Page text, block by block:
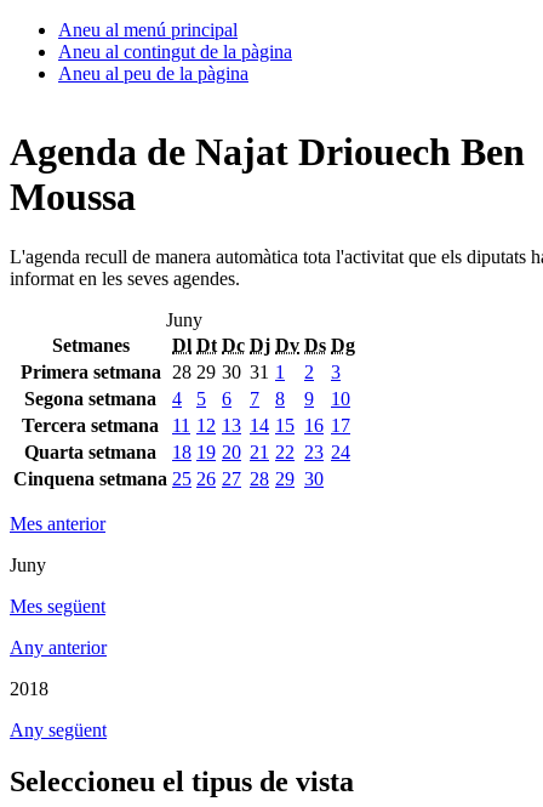
Aneu al menú principal
Aneu al contingut de la pàgina
Aneu al peu de la pàgina
Agenda de Najat Driouech Ben
Moussa
L'agenda recull de manera automàtica tota l'activitat que els diputats
informat en les seves agendes.
Juny
Setmanes
Dl Dt Dc Dj Dv Ds Dg
Primera setmana
28 29 30 31 1 2
3
Segona setmana
4 5 6 7 8 9
10
Tercera setmana
11 12 13 14 15 16 17
Quarta setmana
18 19 20 21 22 23 24
Cinquena setmana 25 26 27 28 29 30
Mes anterior
Juny
Mes següent
Any anterior
2018
Any següent
Seleccioneu el tipus de vista